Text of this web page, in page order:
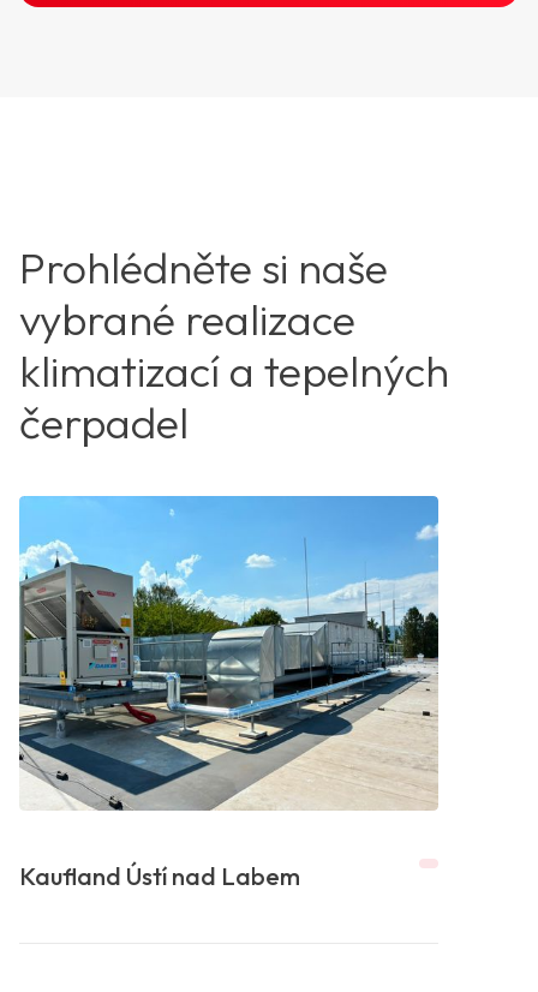
Prohlédněte si naše
vybrané realizace
klimatizací a tepelných
čerpadel
Kaufland Ústí nad Labem